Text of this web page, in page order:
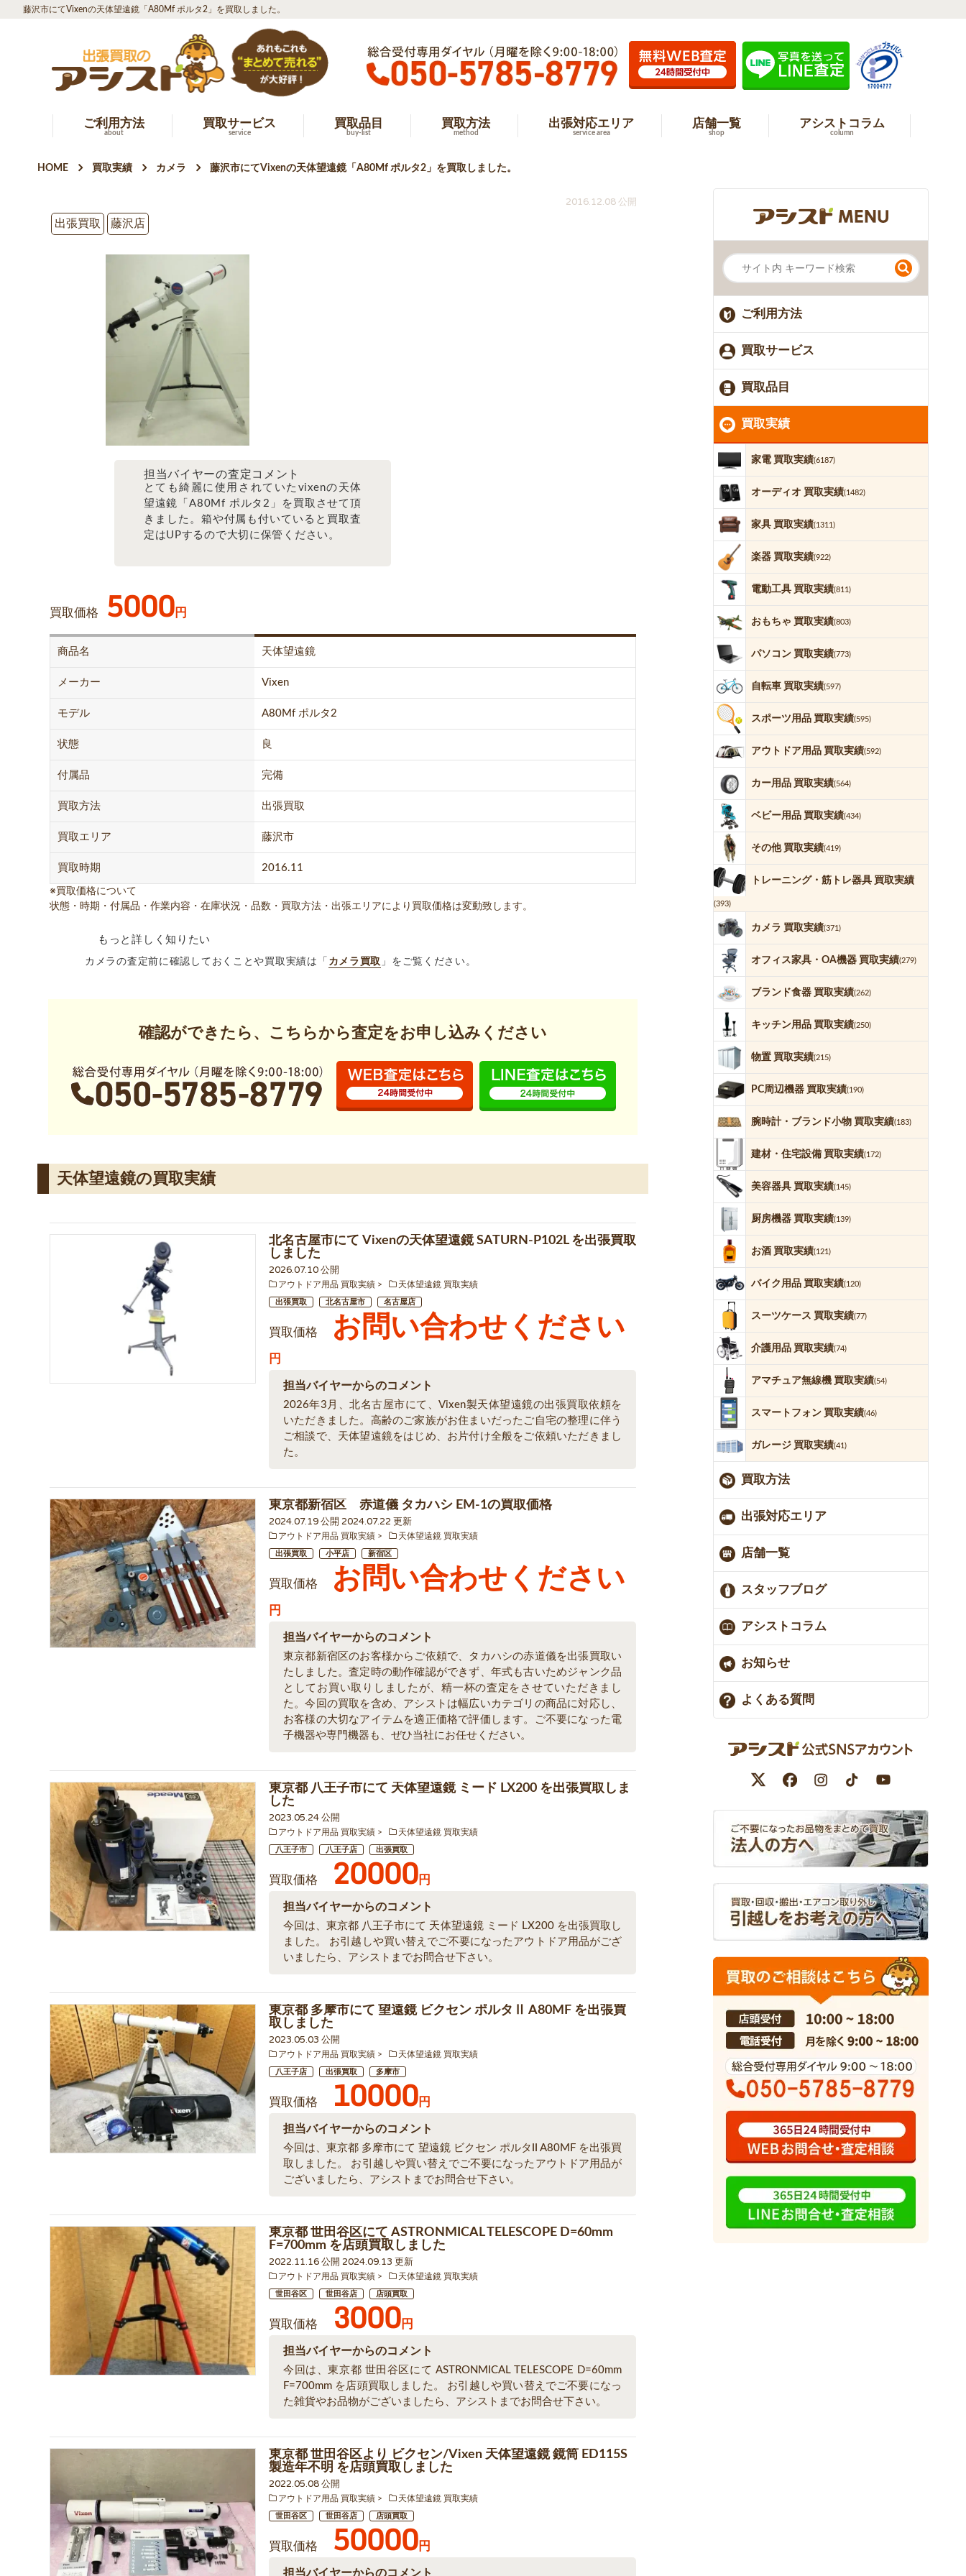
藤沢市にてVixenの天体望遠鏡「A80Mf ポルタ2」を買取しました。
ご利用方法
about
買取サービス
service
買取品目
buy-list
買取方法
method
出張対応エリア
service area
店舗一覧
shop
アシストコラム
column
HOME 買取実績 カメラ 藤沢市にてVixenの天体望遠鏡「A80Mf ポルタ2」を買取しました。
2016.12.08 公開
出張買取
藤沢店
担当バイヤーの査定コメント
とても綺麗に使用されていたvixenの天体
望遠鏡「A80Mf ポルタ2」を買取させて頂
きました。箱や付属も付いていると買取査
定はUPするので大切に保管ください。
買取価格 5000円
商品名 天体望遠鏡
メーカー Vixen
モデル A80Mf ポルタ2
状態 良
付属品 完備
買取方法 出張買取
買取エリア 藤沢市
買取時期 2016.11
※買取価格について
状態・時期・付属品・作業内容・在庫状況・品数・買取方法・出張エリアにより買取価格は変動致します。
もっと詳しく知りたい
カメラの査定前に確認しておくことや買取実績は「 カメラ買取 」をご覧ください。
確認ができたら、こちらから査定をお申し込みください
天体望遠鏡の買取実績
北名古屋市にて Vixenの天体望遠鏡 SATURN-P102L を出張買取
しました
2026.07.10 公開
アウトドア用品 買取実績 天体望遠鏡 買取実績
出張買取 北名古屋市 名古屋店
買取価格 お問い合わせください
円
担当バイヤーからのコメント
2026年3月、北名古屋市にて、Vixen製天体望遠鏡の出張買取依頼を
いただきました。高齢のご家族がお住まいだったご自宅の整理に伴う
ご相談で、天体望遠鏡をはじめ、お片付け全般をご依頼いただきまし
た。
東京都新宿区 赤道儀 タカハシ EM-1の買取価格
2024.07.19 公開 2024.07.22 更新
アウトドア用品 買取実績 天体望遠鏡 買取実績
出張買取 小平店 新宿区
買取価格 お問い合わせください
円
担当バイヤーからのコメント
東京都新宿区のお客様からご依頼で、タカハシの赤道儀を出張買取い
たしました。査定時の動作確認ができず、年式も古いためジャンク品
としてお買い取りしましたが、精一杯の査定をさせていただきまし
た。今回の買取を含め、アシストは幅広いカテゴリの商品に対応し、
お客様の大切なアイテムを適正価格で評価します。ご不要になった電
子機器や専門機器も、ぜひ当社にお任せください。
東京都 八王子市にて 天体望遠鏡 ミード LX200 を出張買取しま
した
2023.05.24 公開
アウトドア用品 買取実績 天体望遠鏡 買取実績
八王子市 八王子店 出張買取
買取価格 20000円
担当バイヤーからのコメント
今回は、東京都 八王子市にて 天体望遠鏡 ミード LX200 を出張買取し
ました。 お引越しや買い替えでご不要になったアウトドア用品がござ
いましたら、アシストまでお問合せ下さい。
東京都 多摩市にて 望遠鏡 ビクセン ポルタⅡ A80MF を出張買
取しました
2023.05.03 公開
アウトドア用品 買取実績 天体望遠鏡 買取実績
八王子店 出張買取 多摩市
買取価格 10000円
担当バイヤーからのコメント
今回は、東京都 多摩市にて 望遠鏡 ビクセン ポルタⅡ A80MF を出張買
取しました。 お引越しや買い替えでご不要になったアウトドア用品が
ございましたら、アシストまでお問合せ下さい。
東京都 世田谷区にて ASTRONMICAL TELESCOPE D=60mm
F=700mm を店頭買取しました
2022.11.16 公開 2024.09.13 更新
アウトドア用品 買取実績 天体望遠鏡 買取実績
世田谷区 世田谷店 店頭買取
買取価格 3000円
担当バイヤーからのコメント
今回は、東京都 世田谷区にて ASTRONMICAL TELESCOPE D=60mm
F=700mm を店頭買取しました。 お引越しや買い替えでご不要になっ
た雑貨やお品物がございましたら、アシストまでお問合せ下さい。
東京都 世田谷区より ビクセン/Vixen 天体望遠鏡 鏡筒 ED115S
製造年不明 を店頭買取しました
2022.05.08 公開
アウトドア用品 買取実績 天体望遠鏡 買取実績
世田谷区 世田谷店 店頭買取
買取価格 50000円
担当バイヤーからのコメント
ご利用方法
買取サービス
買取品目
買取実績
家電 買取実績(6187)
オーディオ 買取実績(1482)
家具 買取実績(1311)
楽器 買取実績(922)
電動工具 買取実績(811)
おもちゃ 買取実績(803)
パソコン 買取実績(773)
自転車 買取実績(597)
スポーツ用品 買取実績(595)
アウトドア用品 買取実績(592)
カー用品 買取実績(564)
ベビー用品 買取実績(434)
その他 買取実績(419)
トレーニング・筋トレ器具 買取実績
(393)
カメラ 買取実績(371)
オフィス家具・OA機器 買取実績(279)
ブランド食器 買取実績(262)
キッチン用品 買取実績(250)
物置 買取実績(215)
PC周辺機器 買取実績(190)
腕時計・ブランド小物 買取実績(183)
建材・住宅設備 買取実績(172)
美容器具 買取実績(145)
厨房機器 買取実績(139)
お酒 買取実績(121)
バイク用品 買取実績(120)
スーツケース 買取実績(77)
介護用品 買取実績(74)
アマチュア無線機 買取実績(54)
スマートフォン 買取実績(46)
ガレージ 買取実績(41)
買取方法
出張対応エリア
店舗一覧
スタッフブログ
アシストコラム
お知らせ
よくある質問